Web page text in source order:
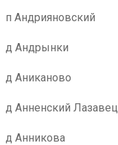
п Андрияновский
д Андрынки
д Аниканово
д Анненский Лазавец
д Анникова